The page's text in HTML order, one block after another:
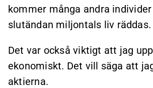
kommer många andra
slutändan miljontals liv räddas.
Det var också viktigt att jag
ekonomiskt. Det vill säga att
aktierna.